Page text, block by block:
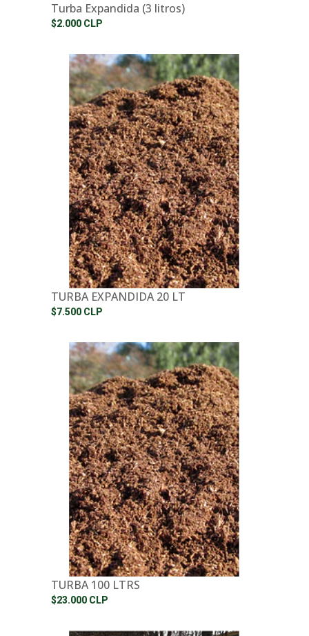
Turba Expandida (3 litros)
$2.000 CLP
TURBA EXPANDIDA 20 LT
$7.500 CLP
TURBA 100 LTRS
$23.000 CLP